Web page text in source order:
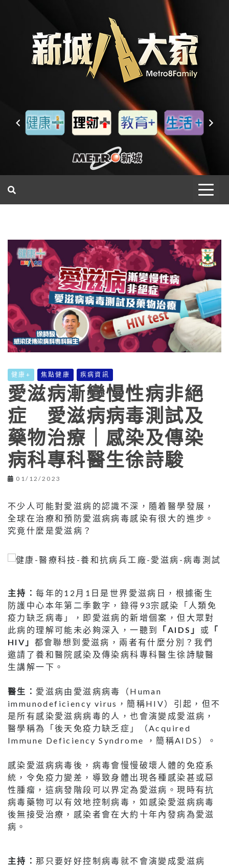
健康+ 焦點健康 疾病資訊
愛滋病漸變慢性病非絕
症 愛滋病病毒測試及
藥物治療｜感染及傳染
病科專科醫生徐詩駿
01/12/2023
不少人可能對愛滋病的認識不深，隨着醫學發展，
全球在治療和預防愛滋病病毒感染有很大的進步。
究竟什麼是愛滋病？
主持：每年的12月1日是世界愛滋病日，根據衞生
防護中心本年第二季數字，錄得93宗感染「人類免
疫力缺乏病毒」，即愛滋病的新增個案，但大眾對
此病的理解可能未必夠深入，一聽到
「AIDS」 或
「
HIV」 都會聯想到愛滋病，兩者有什麼分別？我們
邀請了養和醫院感染及傳染病科專科醫生徐詩駿醫
生講解一下。
醫生： 愛滋病由愛滋病病毒（Human
immunodeficiency virus，簡稱HIV）引起，但不
是所有感染愛滋病病毒的人，也會演變成愛滋病，
醫學稱為「後天免疫力缺乏症」（Acquired
Immune Deficiency Syndrome ，簡稱AIDS）。
感染愛滋病病毒後，病毒會慢慢破壞人體的免疫系
統，令免疫力變差，導致身體出現各種感染甚或惡
性腫瘤，這病發階段可以界定為愛滋病。現時有抗
病毒藥物可以有效地控制病毒，如感染愛滋病病毒
後無接受治療，感染者會在大約十年內發病為愛滋
病。
主持：那只要好好控制病毒就不會演變成愛滋病